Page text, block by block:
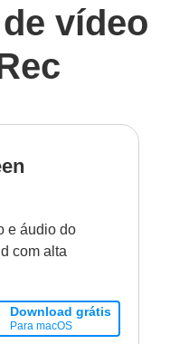
vídeo
e áudio do
com alta
Download grátis
Para macOS